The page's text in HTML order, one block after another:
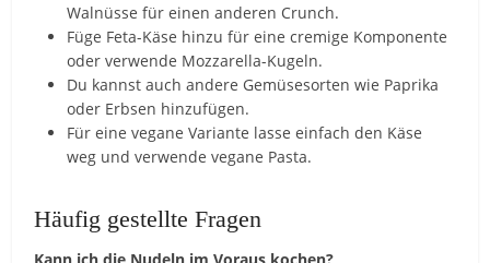
Walnüsse für einen anderen Crunch.
Füge Feta-Käse hinzu für eine cremige Komponente
oder verwende Mozzarella-Kugeln.
Du kannst auch andere Gemüsesorten wie Paprika
oder Erbsen hinzufügen.
Für eine vegane Variante lasse einfach den Käse
weg und verwende vegane Pasta.
Häufig gestellte Fragen